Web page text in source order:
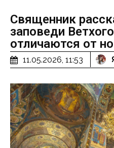
Священник
заповеди
отличаются от
11.05.2026, 11:53